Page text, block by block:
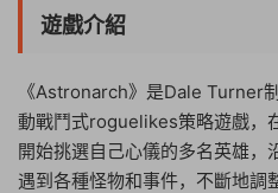
遊戲介紹
《Astronarch》是Dale Turner
動戰鬥式roguelikes策略遊戲，
開始挑選自己心儀的多名英雄，
遇到各種怪物和事件，不斷地調